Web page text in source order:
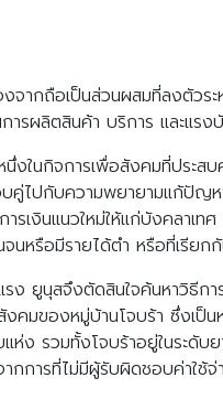
ากถือเป็นส่วนผสมที่ลงตัวร
ารผลิตสินค้า บริการ และแร
ในกิจการเพื่อสังคมที่ประส
ไปกับความพยายามแก้ปัญ
นแนวใหม่ให้แก่บังคลาเทศ
หรือมีรายได้ตำ หรือที่เรียก
ง ยูนุสจึงตัดสินใจค้นหาวิธี
คมของหมู่บ้านโจบร้า ซึ่งเป็
ง รวมทั้งโจบร้าอยู่ในระดั
การที่ไม่มีผู้รับผิดชอบค่าใช้จ่